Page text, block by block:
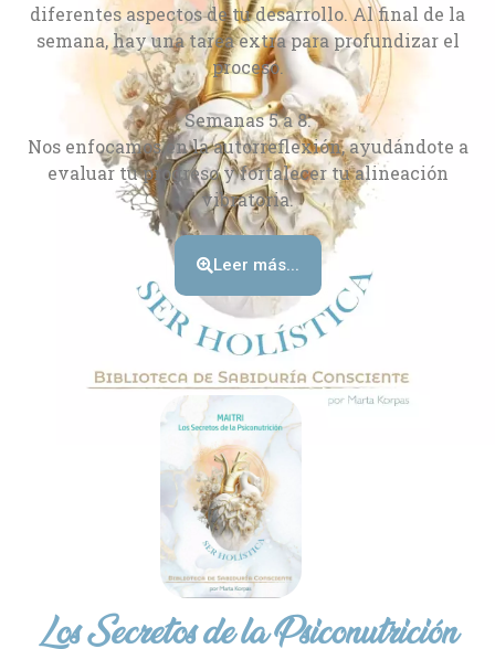
diferentes aspectos de tu desarrollo. Al final de la
semana, hay una tarea extra para profundizar el
proceso.
Semanas 5 a 8:
Nos enfocamos en la autorreflexión, ayudándote a
evaluar tu progreso y fortalecer tu alineación
vibratoria.
Leer más...
Los Secretos de la Psiconutrición